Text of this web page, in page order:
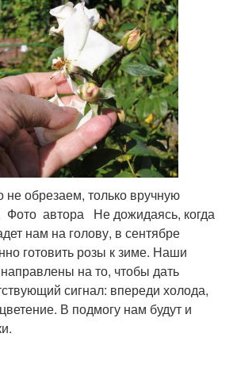
не обрезаем, только вручную
Фото автора Не дожидаясь, когда
нам на голову, в сентябре
готовить розы к зиме. Наши
на то, чтобы дать
сигнал: впереди холода,
В подмогу нам будут и